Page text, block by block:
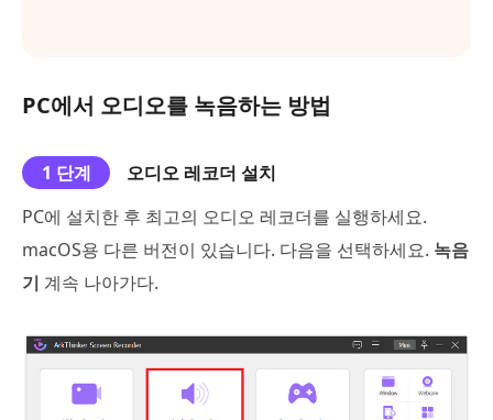
PC에서 오디오를 녹음하는 방법
1 단계
오디오 레코더 설치
PC에 설치한 후 최고의 오디오 레코더를 실행하세요.
macOS용 다른 버전이 있습니다. 다음을 선택하세요. 녹음
기 계속 나아가다.